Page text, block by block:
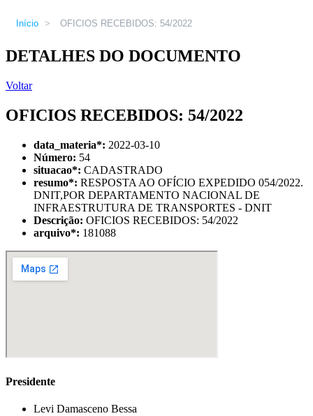
Início > OFICIOS RECEBIDOS: 54/2022
DETALHES DO DOCUMENTO
Voltar
OFICIOS RECEBIDOS: 54/2022
data_materia*: 2022-03-10
Número: 54
situacao*: CADASTRADO
resumo*: RESPOSTA AO OFÍCIO EXPEDIDO 054/2022.
DNIT,POR DEPARTAMENTO NACIONAL DE
INFRAESTRUTURA DE TRANSPORTES - DNIT
Descrição: OFICIOS RECEBIDOS: 54/2022
arquivo*: 181088
Presidente
Levi Damasceno Bessa